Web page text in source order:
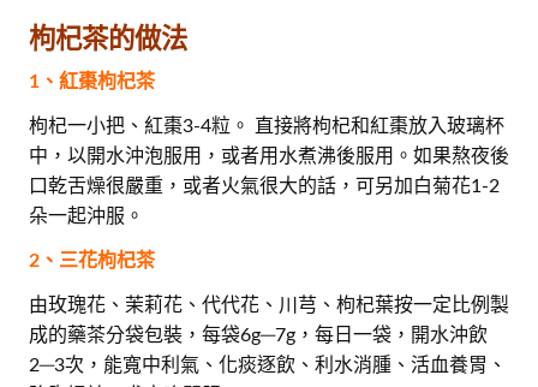
枸杞茶的做法
1、紅棗枸杞茶
枸杞一小把、紅棗3-4粒。 直接將枸杞和紅棗放入玻璃杯
中，以開水沖泡服用，或者用水煮沸後服用。如果熬夜後
口乾舌燥很嚴重，或者火氣很大的話，可另加白菊花1-2
朵一起沖服。
2、三花枸杞茶
由玫瑰花、茉莉花、代代花、川芎、枸杞葉按一定比例製
成的藥茶分袋包裝，每袋6g─7g，每日一袋，開水沖飲
2─3次，能寬中利氣、化痰逐飲、利水消腫、活血養胃、